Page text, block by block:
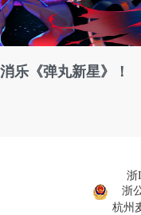
乐《弹丸新星》！
浙
浙
杭州